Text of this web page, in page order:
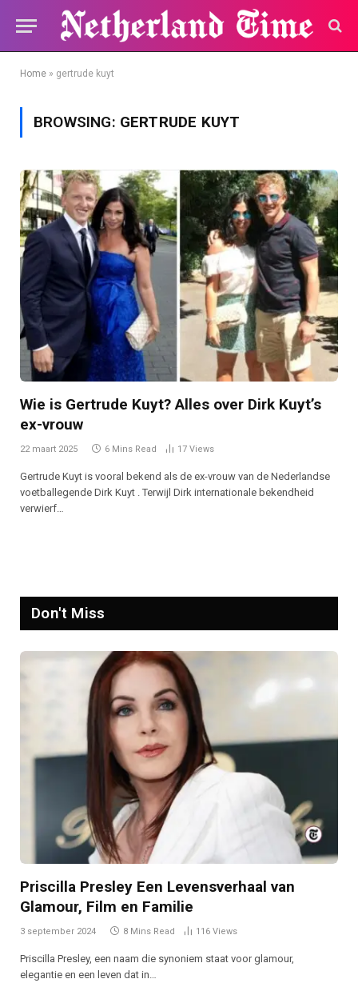
Home » gertrude kuyt
BROWSING: GERTRUDE KUYT
Wie is Gertrude Kuyt? Alles over Dirk Kuyt’s
ex-vrouw
22 maart 2025 6 Mins Read 17 Views
Gertrude Kuyt is vooral bekend als de ex-vrouw van de Nederlandse
voetballegende Dirk Kuyt . Terwijl Dirk internationale bekendheid
verwierf…
Don't Miss
Priscilla Presley Een Levensverhaal van
Glamour, Film en Familie
3 september 2024 8 Mins Read 116 Views
Priscilla Presley, een naam die synoniem staat voor glamour,
elegantie en een leven dat in…